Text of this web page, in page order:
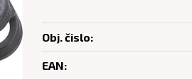
Obj. čislo:
EAN: